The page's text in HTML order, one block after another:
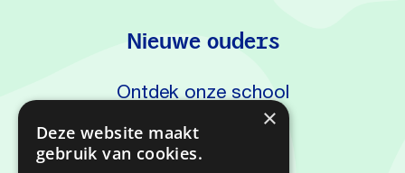
Nieuwe ouders
Ontdek onze school
Kennismaken
×
Deze website maakt
gebruik van cookies.